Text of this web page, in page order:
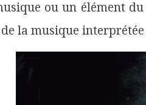
ou un élément
la musique